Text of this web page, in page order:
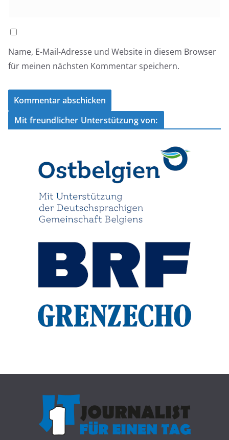
Name, E-Mail-Adresse und Website in diesem Browser
für meinen nächsten Kommentar speichern.
Mit freundlicher Unterstützung von: